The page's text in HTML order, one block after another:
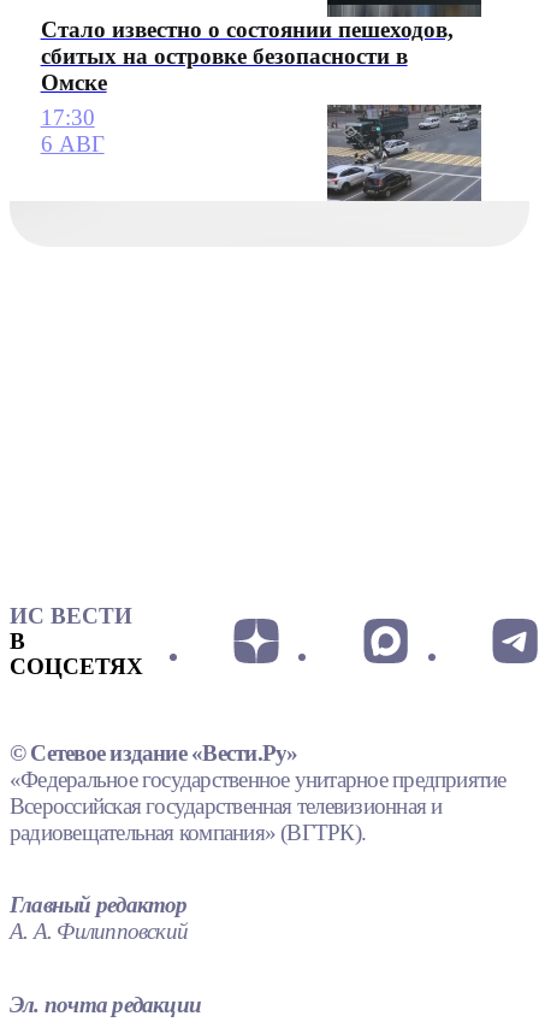
Стало известно о состоянии пешеходов,
сбитых на островке безопасности в
Омске
17:30
6 АВГ
ИС ВЕСТИ
В
СОЦСЕТЯХ
© Сетевое издание «Вести.Ру»
«Федеральное государственное унитарное предприятие
Всероссийская государственная телевизионная и
радиовещательная компания» (ВГТРК).
Главный редактор
А. А. Филипповский
Эл. почта редакции